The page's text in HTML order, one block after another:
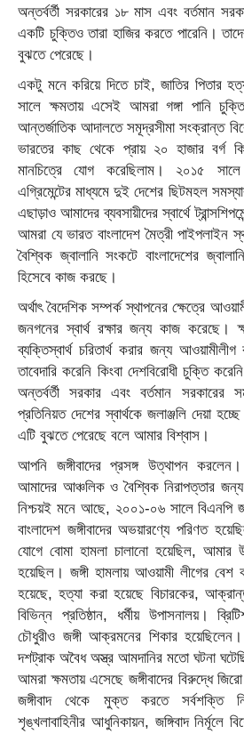
অন্তর্বর্তী সরকারের ১৮ মাস এবং বর্তমান
একটি চুক্তিও তারা হাজির করতে পারেনি।
বুঝতে পেরেছে।
একটু মনে করিয়ে দিতে চাই, জাতির পিতার
সালে ক্ষমতায় এসেই আমরা গঙ্গা পানি
আন্তর্জাতিক আদালতে সমূদ্রসীমা সংক্রান্ত
ভারতের কাছ থেকে প্রায় ২০ হাজার বর্গ
মানচিত্রে যোগ করেছিলাম। ২০১৫ সালে
এগ্রিমেন্টের মাধ্যমে দুই দেশের ছিটমহল
এছাড়াও আমাদের ব্যবসায়ীদের স্বার্থে
আমরা যে ভারত বাংলাদেশ মৈত্রী পাইপলাইন
বৈশ্বিক জ্বালানি সংকটে বাংলাদেশের
হিসেবে কাজ করছে।
অর্থাৎ বৈদেশিক সম্পর্ক স্থাপনের ক্ষেত্রে
জনগনের স্বার্থ রক্ষার জন্য কাজ করেছে।
ব্যক্তিস্বার্থ চরিতার্থ করার জন্য
তাবেদারি করেনি কিংবা দেশবিরোধী চুক্তি
অন্তর্বর্তী সরকার এবং বর্তমান সরকারের
প্রতিনিয়ত দেশের স্বার্থকে জলাঞ্জলি দেয়া
এটি বুঝতে পেরেছে বলে আমার বিশ্বাস।
আপনি জঙ্গীবাদের প্রসঙ্গ উত্থাপন
আমাদের আঞ্চলিক ও বৈশ্বিক নিরাপত্তার
নিশ্চয়ই মনে আছে, ২০০১-০৬ সালে বিএনপি
বাংলাদেশ জঙ্গীবাদের অভয়ারণ্যে পরিণত
যোগে বোমা হামলা চালানো হয়েছিল, আমার
হয়েছিল। জঙ্গী হামলায় আওয়ামী লীগের
হয়েছে, হত্যা করা হয়েছে বিচারকের,
বিভিন্ন প্রতিষ্ঠান, ধর্মীয় উপাসনালয়।
চৌধুরীও জঙ্গী আক্রমনের শিকার হয়েছিলেন।
দশট্রাক অবৈধ অস্ত্র আমদানির মতো ঘটনা
আমরা ক্ষমতায় এসেছে জঙ্গীবাদের বিরুদ্ধে
জঙ্গীবাদ থেকে মুক্ত করতে সর্বশক্তি
শৃঙ্খলাবাহিনীর আধুনিকায়ন, জঙ্গিবাদ নির্মূলে